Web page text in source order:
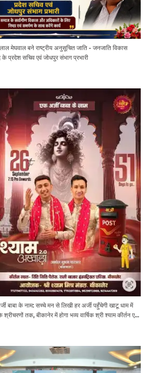
मेघवाल बने राष्ट्रीय अनुसूचित जाति - जनजाति विकास
के प्रदेश सचिव एवं जोधपुर संभाग प्रभारी
बाबा के नाम: सच्चे मन से लिखी हर अर्जी पहुँचेगी खाटू धाम में
श्रीचरणों तक, बीकानेर में होगा भव्य वार्षिक श्री श्याम कीर्तन एवं